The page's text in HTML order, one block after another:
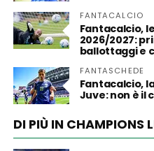
FANTACALCIO
Fantacalcio,
2026/2027:
ballottaggi e
FANTASCHEDE
Fantacalcio,
Juve: non è il
DI PIÙ IN CHAMPIONS